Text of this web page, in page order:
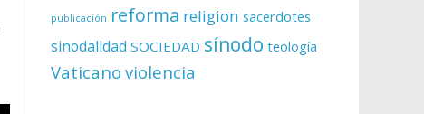
publicación reforma religion sacerdotes
sinodalidad SOCIEDAD sínodo teología
Vaticano violencia